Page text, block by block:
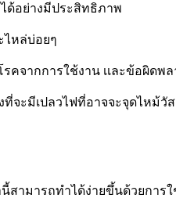
ด้อย่างมีประสิทธิภาพ
ไหล่บ่อยๆ
คจากการใช้งาน เเละข้อผิดพ
จะมีเปลวไฟที่อาจจะจุดไหม้วั
สามารถทำได้ง่ายขึ้นด้วยการ